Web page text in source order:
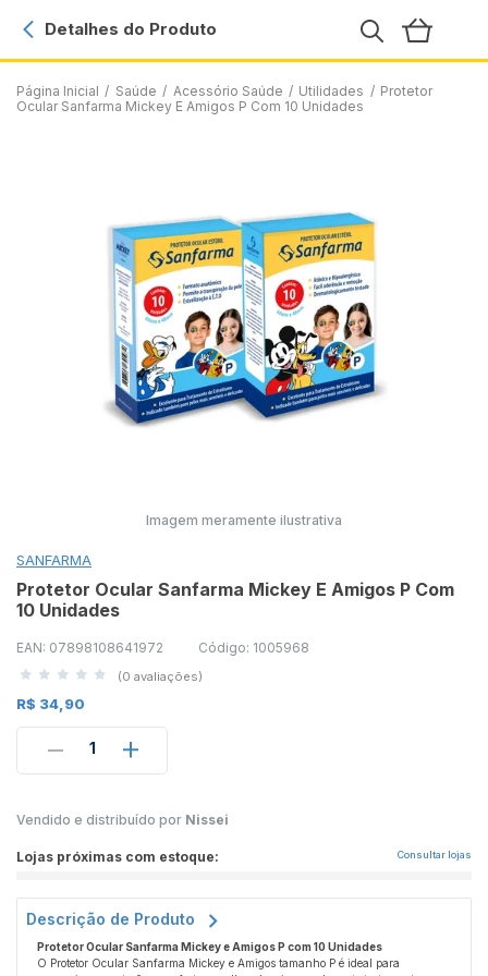
Página Inicial / Saúde / Acessório Saúde / Utilidades / Protetor
Ocular Sanfarma Mickey E Amigos P Com 10 Unidades
Detalhes do Produto
Imagem meramente ilustrativa
SANFARMA
Protetor Ocular Sanfarma Mickey E Amigos P Com
10 Unidades
EAN: 07898108641972 Código: 1005968
(0 avaliações)
R$ 34,90
1
Vendido e distribuído por Nissei
Lojas próximas com estoque: Consultar lojas
Descrição de Produto
Protetor Ocular Sanfarma Mickey e Amigos P com 10 Unidades
O Protetor Ocular Sanfarma Mickey e Amigos tamanho P é ideal para